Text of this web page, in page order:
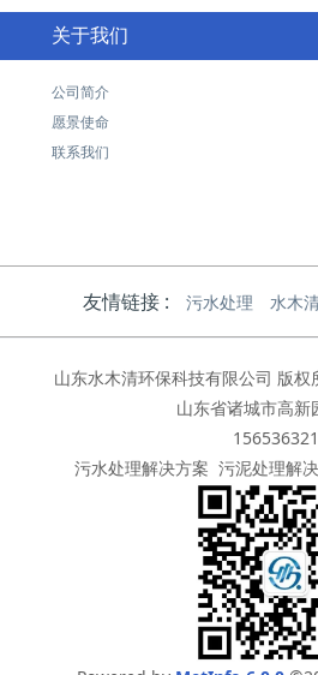
关于我们
公司简介
愿景使命
联系我们
友情链接 : 污水处理 水木
山东水木清环保科技有限公司 版权
山东省诸城市高新
污水处理解决方案 污泥处理解